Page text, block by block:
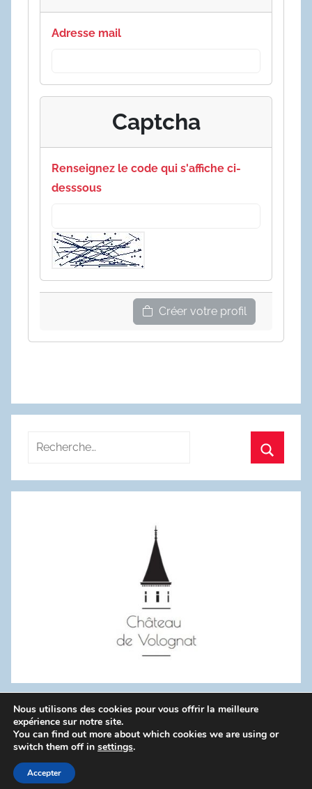
Adresse mail
Captcha
Renseignez le code qui s'affiche ci-
desssous
Créer votre profil
Recherche
:
WordPress Theme: Donovan by ThemeZee.
Politique de confidentialité
Nous utilisons des cookies pour vous offrir la meilleure
expérience sur notre site.
You can find out more about which cookies we are using or
switch them off in settings.
Accepter